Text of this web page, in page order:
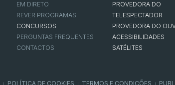
EM DIRETO
REVER PROGRAMAS
CONCURSOS
PERGUNTAS FREQUENTES
CONTACTOS
PROVEDORA DO
TELESPECTADOR
PROVEDORA DO
ACESSIBILIDADES
SATÉLITES
POLÍTICA DE COOKIES TERMOS E CONDIÇÕES